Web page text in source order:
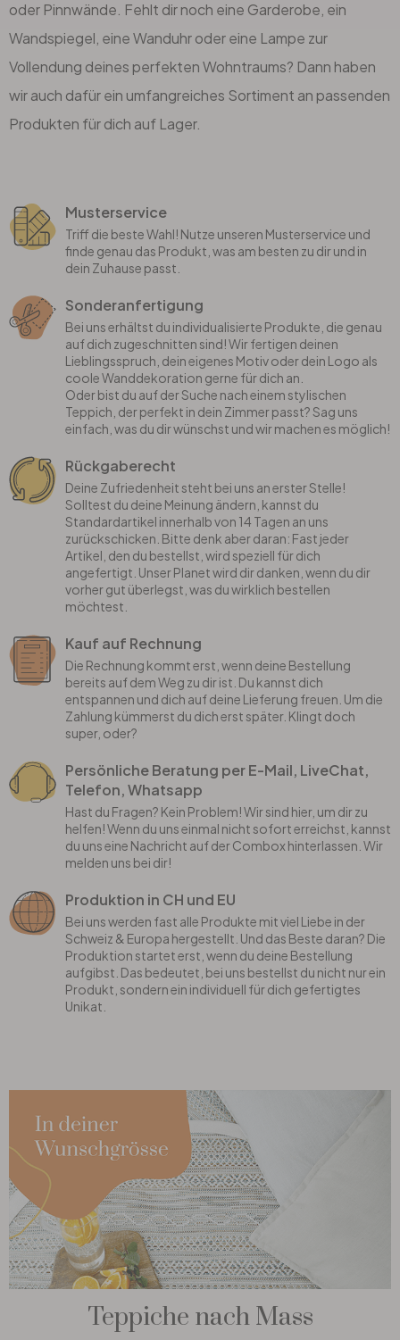
oder Pinnwände. Fehlt dir noch eine Garderobe, ein
Wandspiegel, eine Wanduhr oder eine Lampe zur
Vollendung deines perfekten Wohntraums? Dann haben
wir auch dafür ein umfangreiches Sortiment an passenden
Produkten für dich auf Lager.
Musterservice
Triff die beste Wahl! Nutze unseren Musterservice und
finde genau das Produkt, was am besten zu dir und in
dein Zuhause passt.
Sonderanfertigung
Bei uns erhältst du individualisierte Produkte, die genau
auf dich zugeschnitten sind! Wir fertigen deinen
Lieblingsspruch, dein eigenes Motiv oder dein Logo als
coole Wanddekoration gerne für dich an.
Oder bist du auf der Suche nach einem stylischen
Teppich, der perfekt in dein Zimmer passt? Sag uns
einfach, was du dir wünschst und wir machen es möglich!
Rückgaberecht
Deine Zufriedenheit steht bei uns an erster Stelle!
Solltest du deine Meinung ändern, kannst du
Standardartikel innerhalb von 14 Tagen an uns
zurückschicken. Bitte denk aber daran: Fast jeder
Artikel, den du bestellst, wird speziell für dich
angefertigt. Unser Planet wird dir danken, wenn du dir
vorher gut überlegst, was du wirklich bestellen
möchtest.
Kauf auf Rechnung
Die Rechnung kommt erst, wenn deine Bestellung
bereits auf dem Weg zu dir ist. Du kannst dich
entspannen und dich auf deine Lieferung freuen. Um die
Zahlung kümmerst du dich erst später. Klingt doch
super, oder?
Persönliche Beratung per E-Mail, LiveChat,
Telefon, Whatsapp
Hast du Fragen? Kein Problem! Wir sind hier, um dir zu
helfen! Wenn du uns einmal nicht sofort erreichst, kannst
du uns eine Nachricht auf der Combox hinterlassen. Wir
melden uns bei dir!
Produktion in CH und EU
Bei uns werden fast alle Produkte mit viel Liebe in der
Schweiz & Europa hergestellt. Und das Beste daran? Die
Produktion startet erst, wenn du deine Bestellung
aufgibst. Das bedeutet, bei uns bestellst du nicht nur ein
Produkt, sondern ein individuell für dich gefertigtes
Unikat.
Teppiche nach Mass